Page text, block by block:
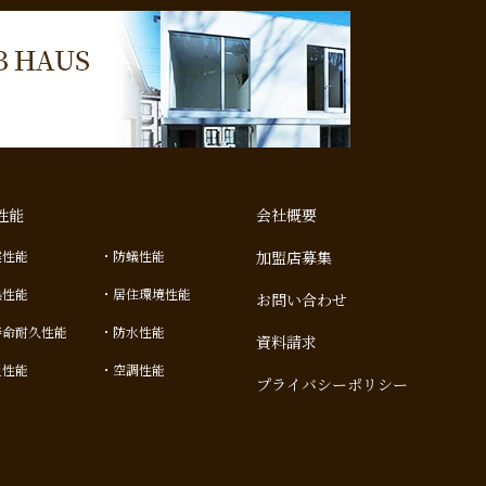
能
能
能
耐久性能
能
防蟻性能
居住環境性能
防水性能
空調性能
会社概要
加盟店募集
お問い合わせ
資料請求
プライバシーポリシー